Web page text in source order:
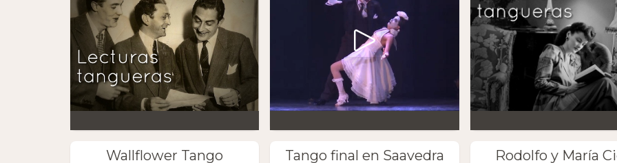
Wallflower Tango Tango final en Saavedra Rodolfo y María